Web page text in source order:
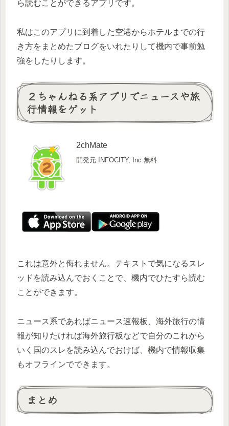
ら読むことができるアプリです。
私はこのアプリに到着した空港からホテルまでの行
き方をまとめたブログをいれたりして機内で事前勉
強をしたりします。
２ちゃんねる系アプリでニュースや旅
行情報をゲット
2chMate
開発元:INFOCITY, Inc. 無料
これは意外と侮れません。テキストで気になるスレ
ッドを読み込んでおくことで、機内でひたすら読む
ことができます。
ニュース系であればニュース速報板、海外旅行の情
報が知りたければ海外旅行板などで自分のこれから
いく国のスレを読み込んでおけば、機内で情報収集
もオフラインでできます。
まとめ